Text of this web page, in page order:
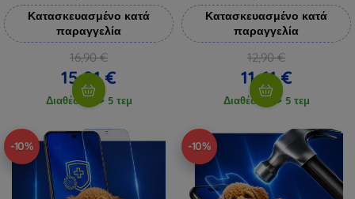
Κατασκευασμένο κατά
παραγγελία
16,90 €
15,21 €
Διαθέσιμο > 5 τεμ
Κατασκευασμένο κατά
παραγγελία
12,90 €
11,61 €
Διαθέσιμο > 5 τεμ
-10% -10%